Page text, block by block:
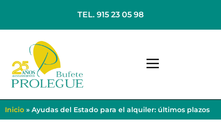
TEL. 915 23 05 98
Inicio » Ayudas del Estado para el alquiler: últimos plazos